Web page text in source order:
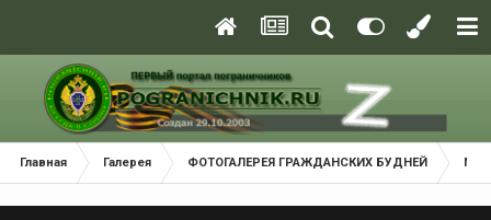
Главная Галерея ФОТОГАЛЕРЕЯ ГРАЖДАНСКИХ БУДНЕЙ